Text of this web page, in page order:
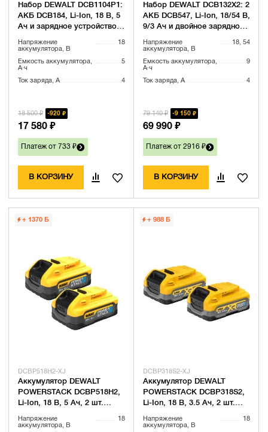
Набор DEWALT DCB1104P1:
АКБ DCB184, Li-Ion, 18 В, 5
Ач и зарядное устройство
(DCB1104P1-QW)
Напряжение
аккумулятора, В
18
Емкость аккумулятора,
А·ч
5
Ток заряда, А 4
18 500 ₽ 920 ₽
17 580 ₽
Платеж от 733 ₽
В КОРЗИНУ
Набор DEWALT DCB132X2: 2
АКБ DCB547, Li-Ion, 18/54 В,
9/3 Ач и двойное зарядное
12/14.4/18/54 B В, 2x4 А
Напряжение
аккумулятора, В
18, 54
Емкость аккумулятора,
А·ч
9
Ток заряда, А 4
79 140 ₽ 9 150 ₽
69 990 ₽
Платеж от 2916 ₽
В КОРЗИНУ
+ 1370 Б
DCBP518H2-XJ
Аккумулятор DEWALT
POWERSTACK DCBP518H2,
Li-Ion, 18 В, 5 Ач, 2 шт.
Напряжение
аккумулятора, В
18
+ 988 Б
DCBP318S2-XJ
Аккумулятор DEWALT
POWERSTACK DCBP318S2,
Li-Ion, 18 В, 3.5 Ач, 2 шт.
Напряжение
аккумулятора, В
18